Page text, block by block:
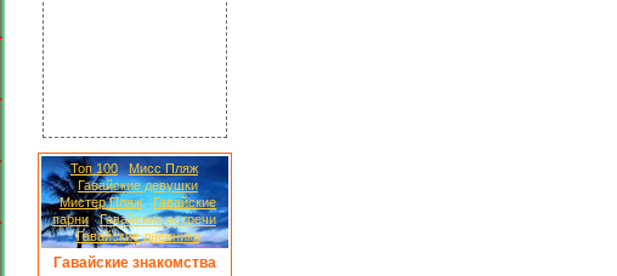
Топ 100
Мисс Пляж
Гавайские девушки
Мистер Пляж
Гавайские
парни
Гавайские встречи
Гавайские дневники
Гавайские знакомства